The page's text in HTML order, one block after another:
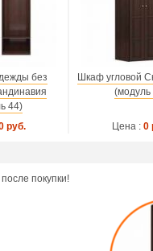
без
44)
руб.
Шкаф угловой
(модуль
Цена : 0
покупки!